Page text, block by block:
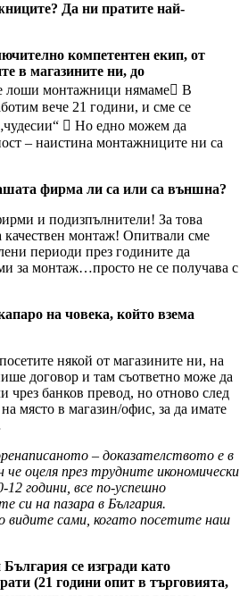
Да ни пратите най-
компетентен екип, от
в магазините ни, до
лоши монтажници нямаме В
вече 21 години, и сме се
 Но едно можем да
– наистина монтажниците ни са
фирма ли са или са външна?
и подизпълнители! За това
качествен монтаж! Опитвали сме
периоди през годините да
за монтаж…просто не се получава с
на човека, който взема
някой от магазините ни, на
договор и там съответно може да
чрез банков превод, но отново след
място в магазин/офис, за да имате
– доказателството е в
оцеля през трудните икономически
12 години, все по-успешно
си на пазара в България.
видите сами, когато посетите наш
се изгради като
(21 години опит в търговията,